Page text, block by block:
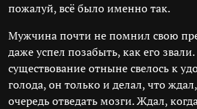
пожалуй, всё было именно так.
Мужчина почти не помнил свою
даже успел позабыть, как его звали.
существование отныне свелось к
голода, он только и делал, что
очередь отведать мозги. Ждал,